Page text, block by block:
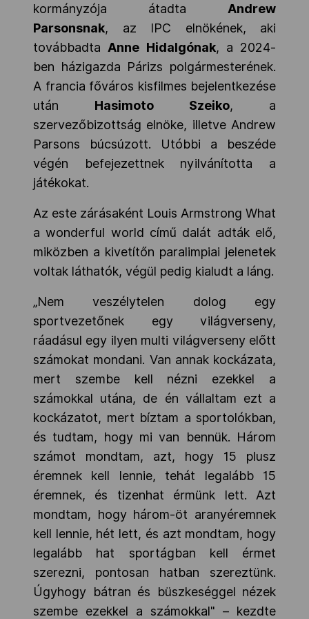
kormányzója átadta Andrew
Parsonsnak, az IPC elnökének, aki
továbbadta Anne Hidalgónak, a 2024-
ben házigazda Párizs polgármesterének.
A francia főváros kisfilmes bejelentkezése
után Hasimoto Szeiko, a
szervezőbizottság elnöke, illetve Andrew
Parsons búcsúzott. Utóbbi a beszéde
végén befejezettnek nyilvánította a
játékokat.
Az este zárásaként Louis Armstrong What
a wonderful world című dalát adták elő,
miközben a kivetítőn paralimpiai jelenetek
voltak láthatók, végül pedig kialudt a láng.
„Nem veszélytelen dolog egy
sportvezetőnek egy világverseny,
ráadásul egy ilyen multi világverseny előtt
számokat mondani. Van annak kockázata,
mert szembe kell nézni ezekkel a
számokkal utána, de én vállaltam ezt a
kockázatot, mert bíztam a sportolókban,
és tudtam, hogy mi van bennük. Három
számot mondtam, azt, hogy 15 plusz
éremnek kell lennie, tehát legalább 15
éremnek, és tizenhat érmünk lett. Azt
mondtam, hogy három-öt aranyéremnek
kell lennie, hét lett, és azt mondtam, hogy
legalább hat sportágban kell érmet
szerezni, pontosan hatban szereztünk.
Úgyhogy bátran és büszkeséggel nézek
szembe ezekkel a számokkal" – kezdte